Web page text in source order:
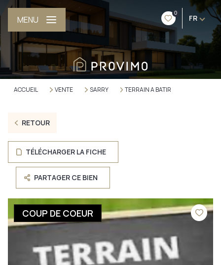
0
FR
MENU
ACCUEIL VENTE SARRY TERRAIN A BATIR
RETOUR
TÉLÉCHARGER LA FICHE
PARTAGER CE BIEN
COUP DE COEUR